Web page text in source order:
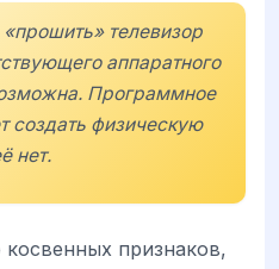
телевизор
аппаратного
Программное
создать физическую
нет.
признаков,